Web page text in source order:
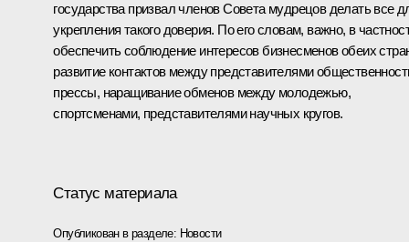
государства призвал членов Совета мудрецов делать все
укрепления такого доверия. По его словам, важно, в
обеспечить соблюдение интересов бизнесменов обеих
развитие контактов между представителями
прессы, наращивание обменов между молодежью,
спортсменами, представителями научных кругов.
Статус материала
Опубликован в разделе: Новости